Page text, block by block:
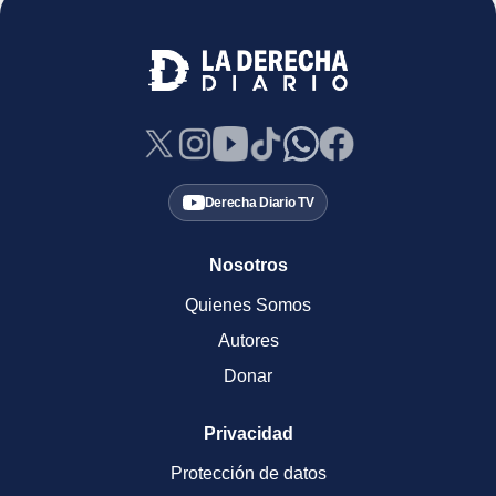
Derecha Diario TV
Nosotros
Quienes Somos
Autores
Donar
Privacidad
Protección de datos